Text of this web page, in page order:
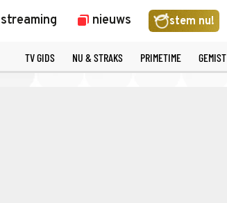
streaming nieuws stem nu!
TV GIDS NU & STRAKS PRIMETIME GEMIST